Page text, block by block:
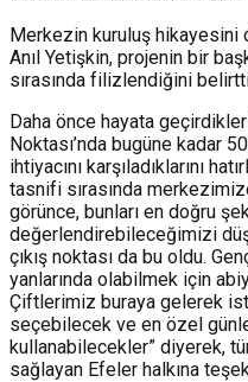
Merkezin kuruluş hikayesini
Anıl Yetişkin, projenin bir
sırasında filizlendiğini
Daha önce hayata
Noktası’nda bugüne kadar
ihtiyacını karşıladıklarını
tasnifi sırasında
görünce, bunları en doğru
değerlendirebileceğimizi
çıkış noktası da bu oldu.
yanlarında olabilmek için
Çiftlerimiz buraya gelerek
seçebilecek ve en özel
kullanabilecekler” diyerek,
sağlayan Efeler halkına